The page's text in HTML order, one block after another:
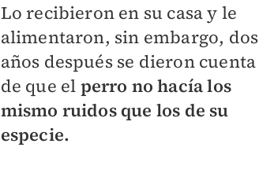
Lo recibieron en su casa y le
alimentaron, sin embargo, dos
años después se dieron cuenta
de que el perro no hacía los
mismo ruidos que los de su
especie.